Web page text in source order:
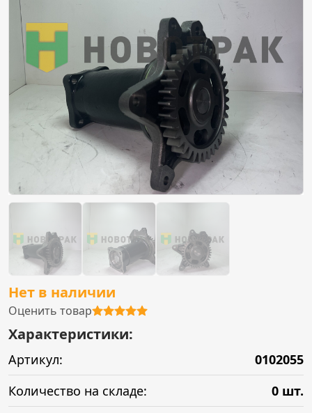
Нет в наличии
Оценить товар
Характеристики:
Артикул:
0102055
Количество на складе:
0 шт.